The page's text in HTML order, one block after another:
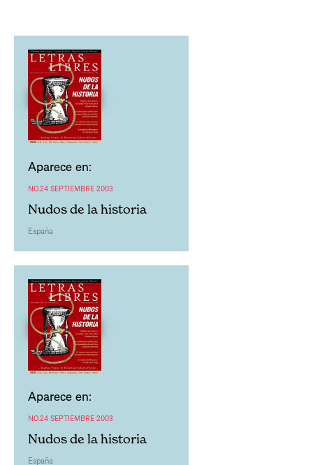
Aparece en:
NO.24 SEPTIEMBRE 2003
Nudos de la historia
España
Aparece en:
NO.24 SEPTIEMBRE 2003
Nudos de la historia
España